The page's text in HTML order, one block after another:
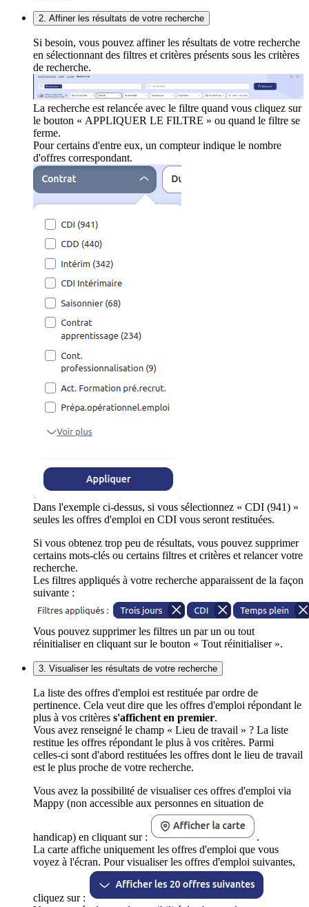
2. Affiner les résultats de votre recherche
Si besoin, vous pouvez affiner les résultats de votre recherche
en sélectionnant des filtres et critères présents sous les critères
de recherche.
La recherche est relancée avec le filtre quand vous cliquez sur
le bouton « APPLIQUER LE FILTRE » ou quand le filtre se
ferme.
Pour certains d'entre eux, un compteur indique le nombre
d'offres correspondant.
Dans l'exemple ci-dessus, si vous sélectionnez « CDI (941) »
seules les offres d'emploi en CDI vous seront restituées.
Si vous obtenez trop peu de résultats, vous pouvez supprimer
certains mots-clés ou certains filtres et critères et relancer votre
recherche.
Les filtres appliqués à votre recherche apparaissent de la façon
suivante :
Vous pouvez supprimer les filtres un par un ou tout
réinitialiser en cliquant sur le bouton « Tout réinitialiser ».
3. Visualiser les résultats de votre recherche
La liste des offres d'emploi est restituée par ordre de
pertinence. Cela veut dire que les offres d'emploi répondant le
plus à vos critères s'affichent en premier.
Vous avez renseigné le champ « Lieu de travail » ? La liste
restitue les offres répondant le plus à vos critères. Parmi
celles-ci sont d'abord restituées les offres dont le lieu de travail
est le plus proche de votre recherche.
Vous avez la possibilité de visualiser ces offres d'emploi via
Mappy (non accessible aux personnes en situation de
handicap) en cliquant sur :
.
La carte affiche uniquement les offres d'emploi que vous
voyez à l'écran. Pour visualiser les offres d'emploi suivantes,
cliquez sur :